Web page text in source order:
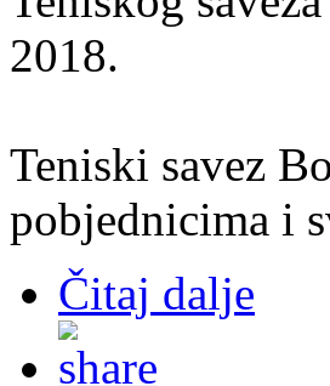
2018.
Teniski savez
pobjednicima i
Čitaj dalje